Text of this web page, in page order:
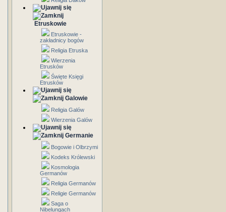
Etruskowie
Etruskowie -
zakładnicy bogów
Religia Etruska
Wierzenia
Etrusków
Święte Księgi
Etrusków
Galowie
Religia Galów
Wierzenia Galów
Germanie
Bogowie i Olbrzymi
Kodeks Królewski
Kosmologia
Germanów
Religia Germanów
Religie Germanów
Saga o
Nibelungach